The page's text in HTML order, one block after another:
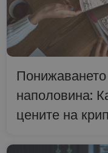
наполовина:
цените на